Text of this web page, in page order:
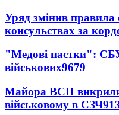
Уряд змінив правила
консульствах за
"Медові пастки":
військових9679
Майора ВСП
військовому в СЗЧ